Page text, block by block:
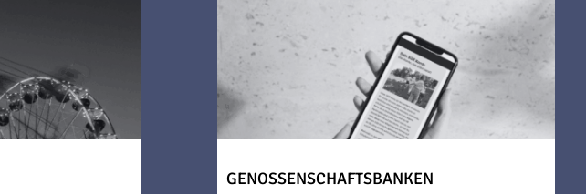
GENOSSENSCHAFTSBANKEN